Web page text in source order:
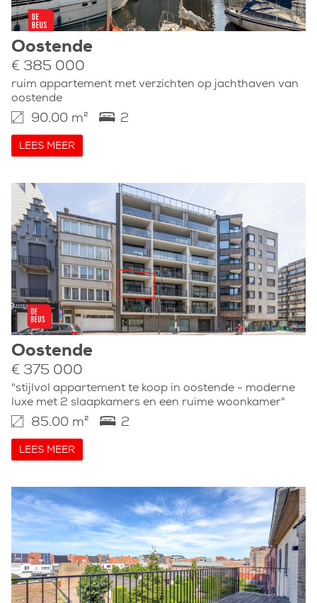
Oostende
€ 385 000
ruim appartement met verzichten op jachthaven van
oostende
90.00 m² 2
LEES MEER
Oostende
€ 375 000
"stijlvol appartement te koop in oostende - moderne
luxe met 2 slaapkamers en een ruime woonkamer"
85.00 m² 2
LEES MEER